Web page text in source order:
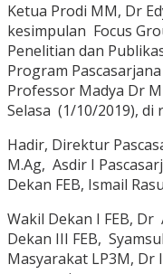
Ketua Prodi MM, Dr
kesimpulan Focus
Penelitian dan
Program
Professor Madya Dr
Selasa (1/10/2019), di
Hadir, Direktur
M.Ag, Asdir I
Dekan FEB, Ismail
Wakil Dekan I FEB, Dr
Dekan III FEB,
Masyarakat LP3M, Dr